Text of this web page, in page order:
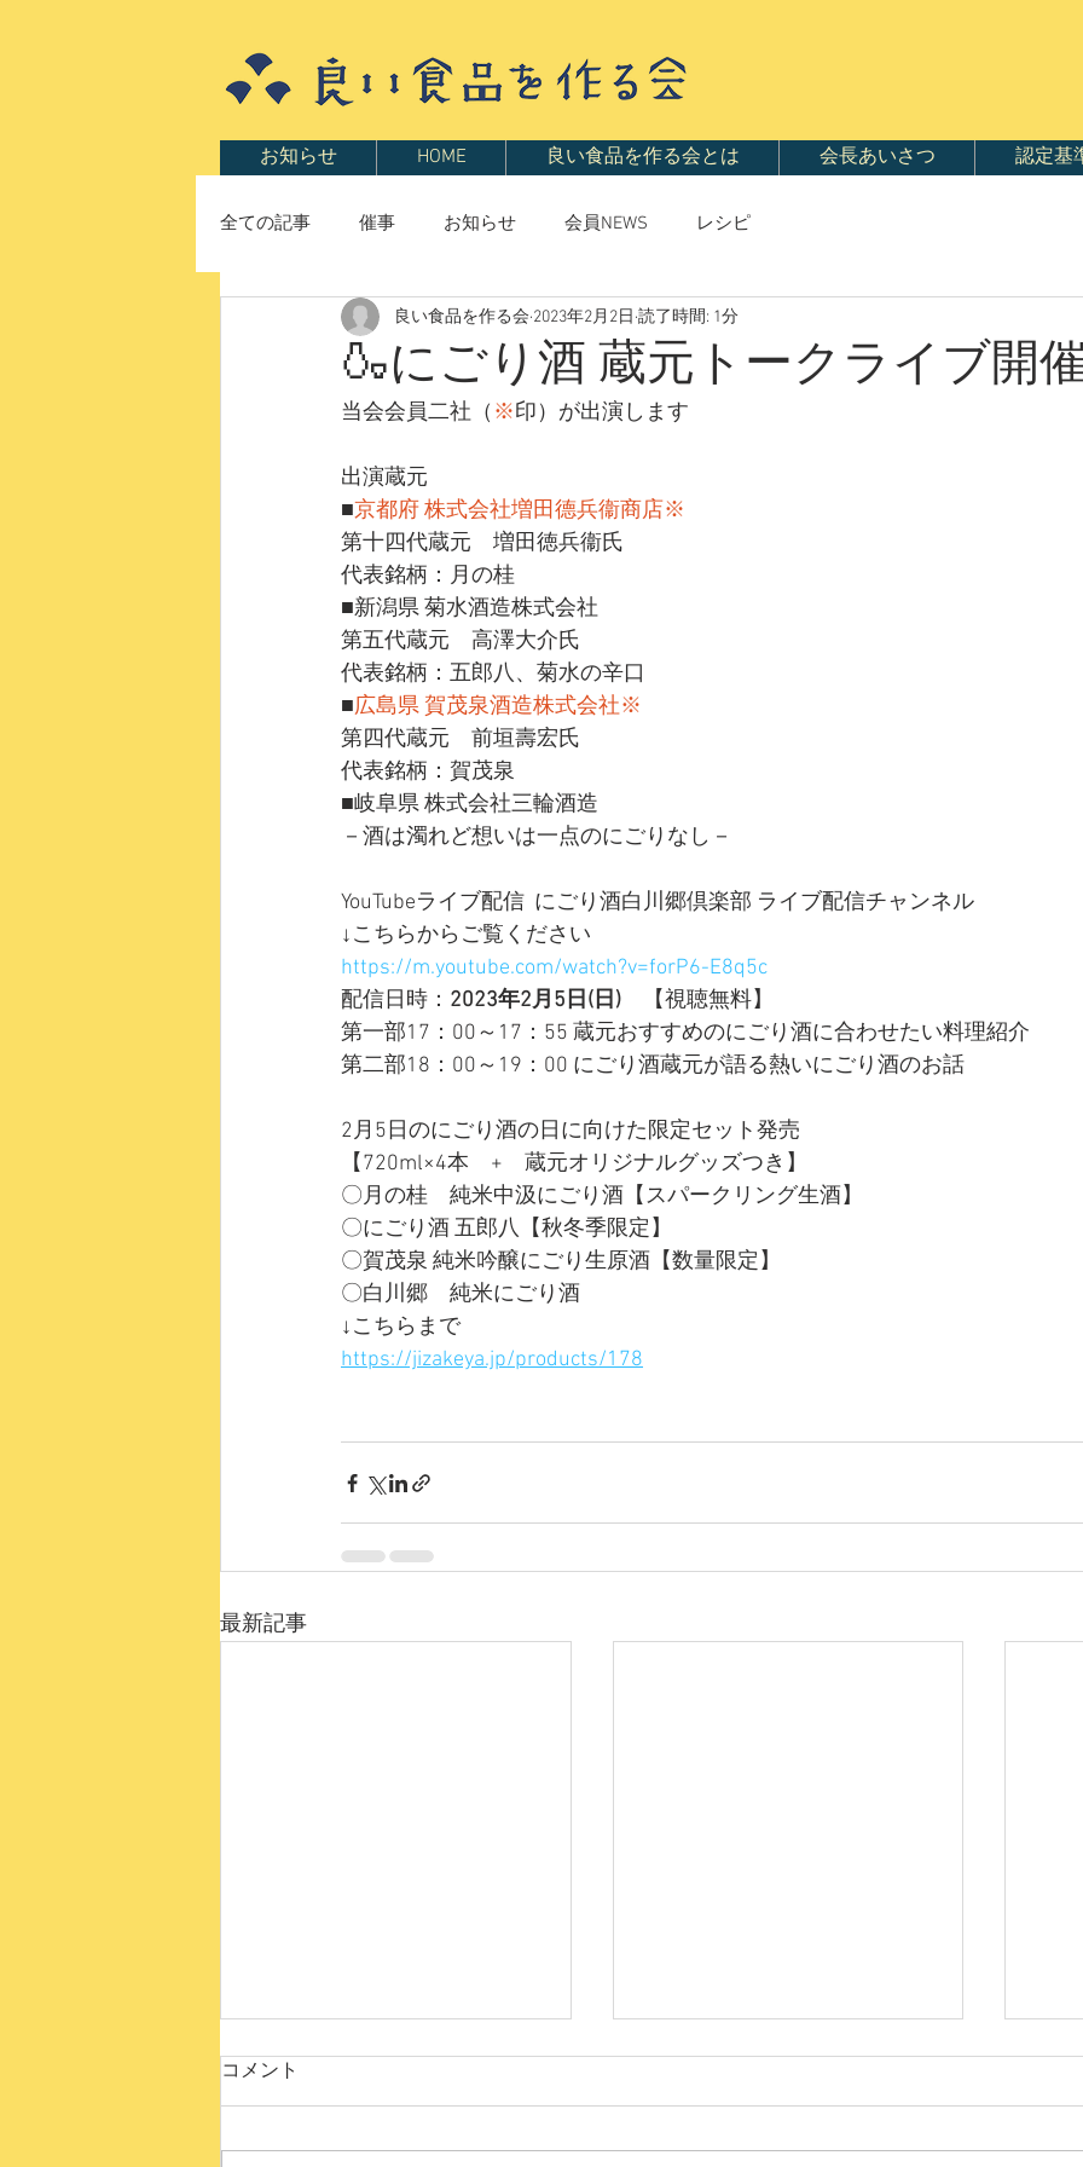
お知らせ HOME 良い食品を作る会とは 会長あいさつ 認定基
全ての記事 催事 お知らせ 会員NEWS レシピ
🍶にごり酒 蔵元トークライブ開
良い食品を作る会 2023年2月2日 読了時間: 1分
当会会員二社（ ※印）が出演します
出演蔵元
■京都府 株式会社増田德兵衞商店※
第十四代蔵元　増田徳兵衞氏
代表銘柄：月の桂
■新潟県 菊水酒造株式会社
第五代蔵元　高澤大介氏
代表銘柄：五郎八、菊水の辛口
■広島県 賀茂泉酒造株式会社※
第四代蔵元　前垣壽宏氏
代表銘柄：賀茂泉
■岐阜県 株式会社三輪酒造
－酒は濁れど想いは一点のにごりなし－
YouTubeライブ配信  にごり酒白川郷倶楽部 ライブ配信チャンネル
↓こちらからご覧ください
https://m.youtube.com/watch?v=forP6-E8q5c
配信日時： 2023年2月5日(日) 【視聴無料】
第一部17：00～17：55 蔵元おすすめのにごり酒に合わせたい料理紹介
第二部18：00～19：00 にごり酒蔵元が語る熱いにごり酒のお話
2月5日のにごり酒の日に向けた限定セット発売
【720ml×4本　+　蔵元オリジナルグッズつき】
〇月の桂　純米中汲にごり酒【スパークリング生酒】
〇にごり酒 五郎八【秋冬季限定】
〇賀茂泉 純米吟醸にごり生原酒【数量限定】
〇白川郷　純米にごり酒
↓こちらまで
https://jizakeya.jp/products/178
最新記事
トークイベントのおしらせ
コメント